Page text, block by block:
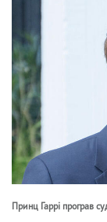
Принц Гаррі програв